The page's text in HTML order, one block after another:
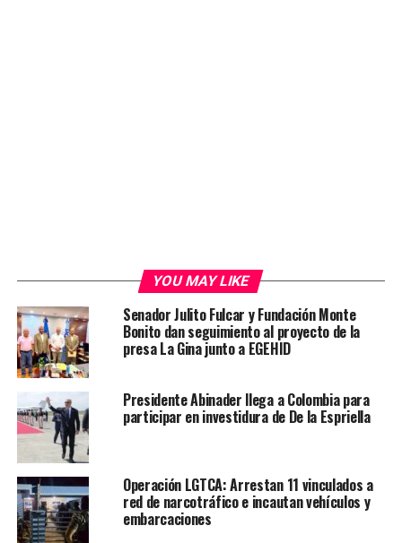
YOU MAY LIKE
Senador Julito Fulcar y Fundación Monte
Bonito dan seguimiento al proyecto de la
presa La Gina junto a EGEHID
Presidente Abinader llega a Colombia para
participar en investidura de De la Espriella
Operación LGTCA: Arrestan 11 vinculados a
red de narcotráfico e incautan vehículos y
embarcaciones